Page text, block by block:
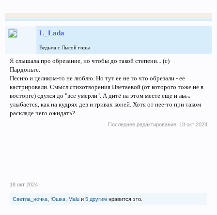
L_Lada
Ведьма с Лысой горы
Я слышала про обрезание, но чтобы до такой степени... (с)
Пардоньте.
Песню и целиком-то не люблю. Но тут ее не то что обрезали - ее
кастрировали. Смысл стихотворения Цветаевой (от которого тоже не в
восторге) сдулся до "все умерли". А дитё на этом месте еще и лы...
улыбается, как на кудрях дев и гривах коней. Хотя от нее-то при таком
раскладе чего ожидать?
Последнее редактирование: 18 окт 2024
18 окт 2024
Светла_ночка Юшка Malu и 5 другим нравится это.